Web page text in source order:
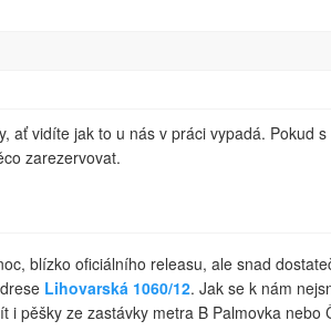
vidíte jak to u nás v práci vypadá. Pokud
zarezervovat.
blízko oficiálního releasu, ale snad
Lihovarská 1060/12. Jak se k nám
ze zastávky metra B Palmovka